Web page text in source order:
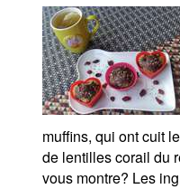
muffins, qui ont cuit
de lentilles corail du
vous montre? Les